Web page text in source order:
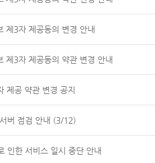
제3자 제공동의 변경 안내
정보 제3자 제공동의 약관 변경 안내
제공 약관 변경 공지
버 점검 안내 (3/12)
인한 서비스 일시 중단 안내